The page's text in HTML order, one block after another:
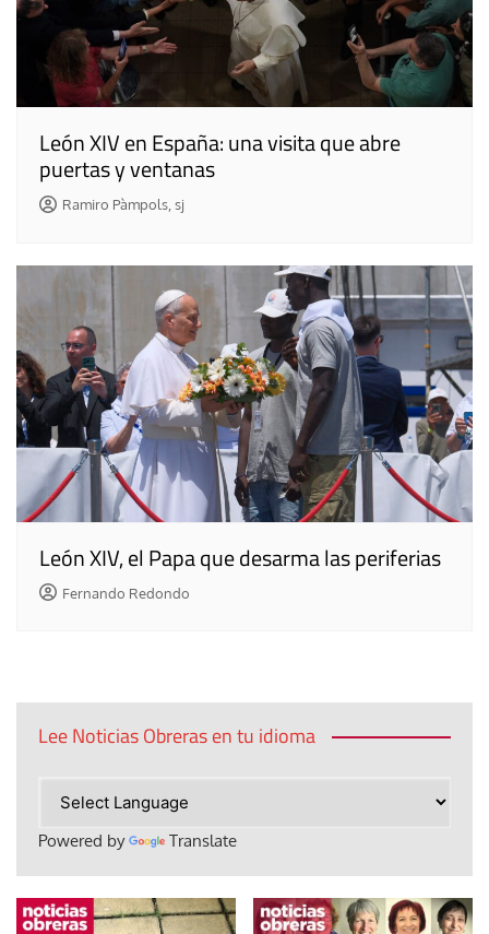
León XIV en España: una visita que abre
puertas y ventanas
Ramiro Pàmpols, sj
León XIV, el Papa que desarma las periferias
Fernando Redondo
Lee Noticias Obreras en tu idioma
Powered by Translate